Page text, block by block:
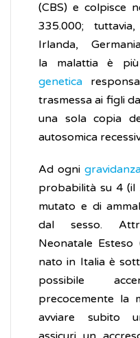
(CBS) e colpisce
335.000;
Irlanda,
la malattia è
genetica
trasmessa ai figli
una sola copia
autosomica
Ad ogni
probabilità su 4 (il
mutato e di
dal sesso.
Neonatale
nato in Italia è
possibile
precocemente la
avviare subito